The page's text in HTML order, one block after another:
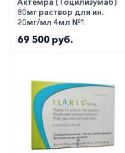
Актемра (Тоцилизумаб)
80мг раствор для ин.
20мг/мл 4мл №1
69 500 руб.